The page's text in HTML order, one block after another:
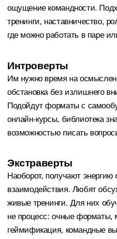
ощущение командности.
тренинги, наставничество,
где можно работать в паре
Интроверты
Им нужно время на
обстановка без излишнего
Подойдут форматы с
онлайн-курсы, библиотека
возможностью писать
Экстраверты
Наоборот, получают энергию
взаимодействия. Любят
живые тренинги. Для них
не процесс: очные форматы,
геймификация, командные